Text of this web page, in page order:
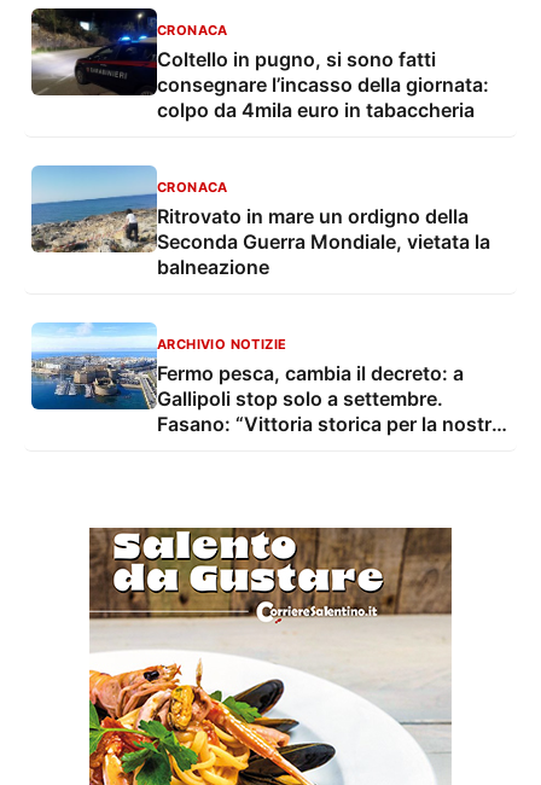
CRONACA
Coltello in pugno, si sono fatti
consegnare l’incasso della giornata:
colpo da 4mila euro in tabaccheria
CRONACA
Ritrovato in mare un ordigno della
Seconda Guerra Mondiale, vietata la
balneazione
ARCHIVIO NOTIZIE
Fermo pesca, cambia il decreto: a
Gallipoli stop solo a settembre.
Fasano: “Vittoria storica per la nostra